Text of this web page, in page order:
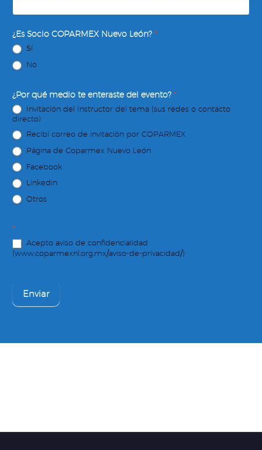
¿Es Socio COPARMEX Nuevo León? *
Sí
No
¿Por qué medio te enteraste del evento? *
Invitación del Instructor del tema (sus redes o contacto
directo)
Recibí correo de invitación por COPARMEX
Página de Coparmex Nuevo León
Facebook
Linkedin
Otros
*
Acepto aviso de confidencialidad
(www.coparmexnl.org.mx/aviso-de-privacidad/)
Enviar